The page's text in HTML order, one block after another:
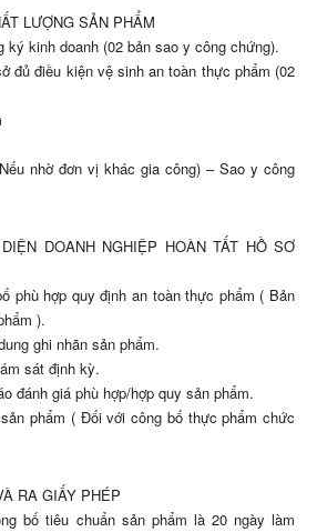
LƯỢNG SẢN PHẨM
ký kinh doanh (02 bản sao y công chứng).
đủ điều kiện vệ sinh an toàn thực phẩm (02
nhờ đơn vị khác gia công) – Sao y công
DOANH NGHIỆP HOÀN TẤT HỒ SƠ
phù hợp quy định an toàn thực phẩm ( Bản
).
ghi nhãn sản phẩm.
sát định kỳ.
đánh giá phù hợp/hợp quy sản phẩm.
phẩm ( Đối với công bố thực phẩm chức
RA GIẤY PHÉP
bố tiêu chuẩn sản phẩm là 20 ngày làm